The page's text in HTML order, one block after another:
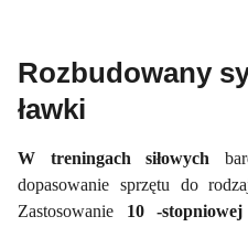
Rozbudowany
ławki
W treningach siłowych
dopasowanie sprzętu do
Zastosowanie 10-